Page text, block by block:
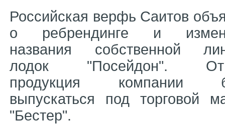
Российская верфь Саитов
о ребрендинге и
названия собственной
лодок "Посейдон".
продукция компании
выпускаться под торговой
"Бестер".